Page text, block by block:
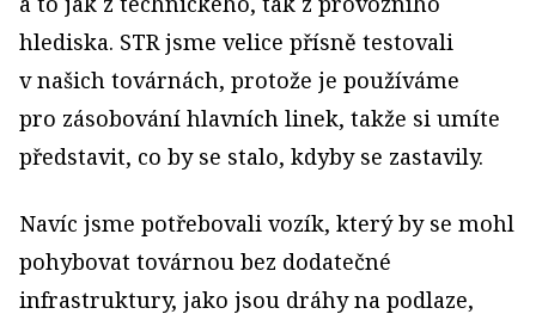
hlediska. STR jsme velice přísně testovali
v našich továrnách, protože je používáme
pro zásobování hlavních linek, takže si umíte
představit, co by se stalo, kdyby se zastavily.
Navíc jsme potřebovali vozík, který by se mohl
pohybovat továrnou bez dodatečné
infrastruktury, jako jsou dráhy na podlaze,